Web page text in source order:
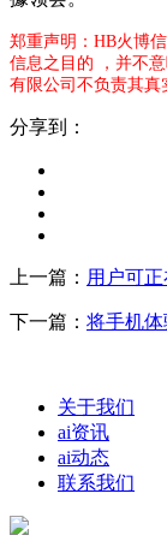
郑重声明：HB火博
信息之目的 ，并不
有限公司不负责其真
分享到：
上一篇： 用户可
下一篇： 将手机
关于我们
ai资讯
ai动态
联系我们